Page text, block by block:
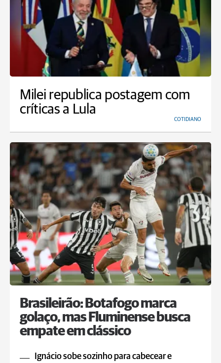
Milei republica postagem com
críticas a Lula
COTIDIANO
Brasileirão: Botafogo marca
golaço, mas Fluminense busca
empate em clássico
Ignácio sobe sozinho para cabecear e